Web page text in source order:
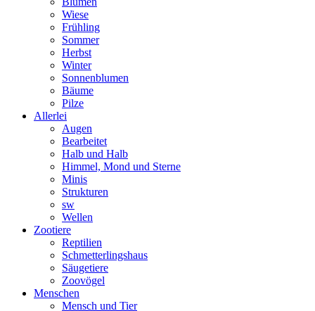
Wiese
Frühling
Sommer
Herbst
Winter
Sonnenblumen
Bäume
Pilze
Allerlei
Augen
Bearbeitet
Halb und Halb
Himmel, Mond und Sterne
Minis
Strukturen
sw
Wellen
Zootiere
Reptilien
Schmetterlingshaus
Säugetiere
Zoovögel
Menschen
Mensch und Tier